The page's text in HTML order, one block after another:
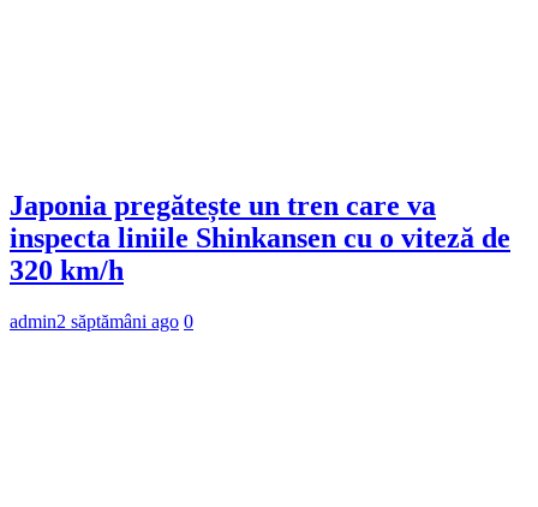
Japonia pregătește un tren care va
inspecta liniile Shinkansen cu o viteză de
320 km/h
admin2 săptămâni ago 0